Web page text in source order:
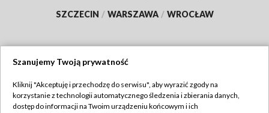
SZCZECIN / WARSZAWA / WROCŁAW
TVP
Szanujemy Twoją prywatność
Kliknij "Akceptuję i przechodzę do serwisu", aby wyrazić zgody na
korzystanie z technologii automatycznego śledzenia i zbierania danych,
dostęp do informacji na Twoim urządzeniu końcowym i ich